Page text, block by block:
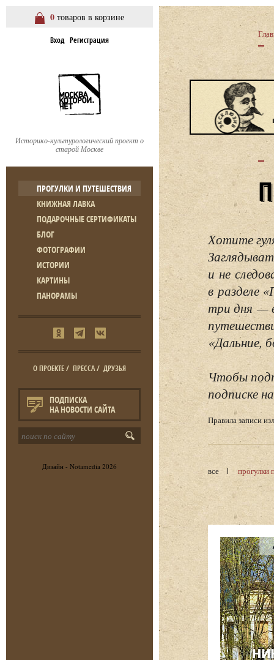
0 товаров в корзине
Вход Регистрация
Историко-культурологический проект о
старой Москве
ПРОГУЛКИ И ПУТЕШЕСТВИЯ
КНИЖНАЯ ЛАВКА
ПОДАРОЧНЫЕ СЕРТИФИКАТЫ
БЛОГ
ФОТОГРАФИИ
ИСТОРИИ
КАРТИНЫ
ПАНОРАМЫ
О ПРОЕКТЕ/ ПРЕССА/ ДРУЗЬЯ
ПОДПИСКА
НА НОВОСТИ САЙТА
Дизайн - Notamedia 2026
Хотите
и не
в разделе
три дня —
«Дальние,
Чтобы
подписке
Правила записи
все прогулки